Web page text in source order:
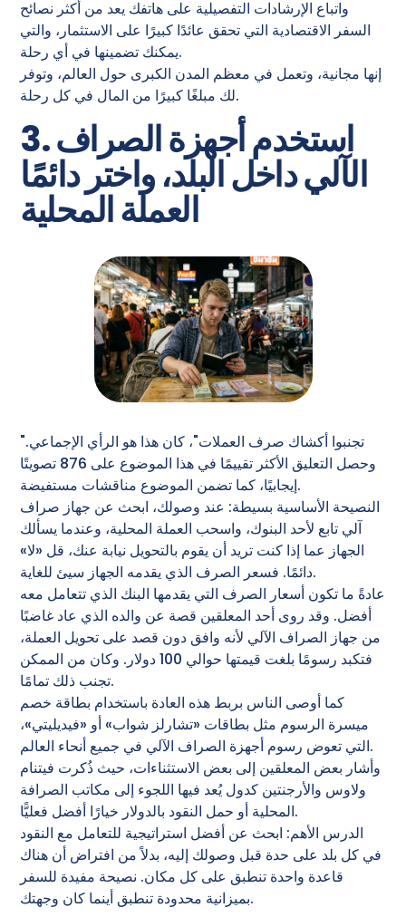
واتباع الإرشادات التفصيلية على هاتفك يعد من أكثر نصائح
السفر الاقتصادية التي تحقق عائدًا كبيرًا على الاستثمار، والتي
يمكنك تضمينها في أي رحلة.
إنها مجانية، وتعمل في معظم المدن الكبرى حول العالم، وتوفر
لك مبلغًا كبيرًا من المال في كل رحلة.
3. استخدم أجهزة الصراف
الآلي داخل البلد، واختر دائمًا
العملة المحلية
"تجنبوا أكشاك صرف العملات"، كان هذا هو الرأي الإجماعي.
وحصل التعليق الأكثر تقييمًا في هذا الموضوع على 876 تصويتًا
إيجابيًا، كما تضمن الموضوع مناقشات مستفيضة.
النصيحة الأساسية بسيطة: عند وصولك، ابحث عن جهاز صراف
آلي تابع لأحد البنوك، واسحب العملة المحلية، وعندما يسألك
الجهاز عما إذا كنت تريد أن يقوم بالتحويل نيابة عنك، قل «لا»
دائمًا. فسعر الصرف الذي يقدمه الجهاز سيئ للغاية.
عادةً ما تكون أسعار الصرف التي يقدمها البنك الذي تتعامل معه
أفضل. وقد روى أحد المعلقين قصة عن والده الذي عاد غاضبًا
من جهاز الصراف الآلي لأنه وافق دون قصد على تحويل العملة،
فتكبد رسومًا بلغت قيمتها حوالي 100 دولار. وكان من الممكن
تجنب ذلك تمامًا.
كما أوصى الناس بربط هذه العادة باستخدام بطاقة خصم
ميسرة الرسوم مثل بطاقات «تشارلز شواب» أو «فيديليتي»،
التي تعوض رسوم أجهزة الصراف الآلي في جميع أنحاء العالم.
وأشار بعض المعلقين إلى بعض الاستثناءات، حيث ذُكرت فيتنام
ولاوس والأرجنتين كدول يُعد فيها اللجوء إلى مكاتب الصرافة
المحلية أو حمل النقود بالدولار خيارًا أفضل فعليًّا.
الدرس الأهم: ابحث عن أفضل استراتيجية للتعامل مع النقود
في كل بلد على حدة قبل وصولك إليه، بدلاً من افتراض أن هناك
قاعدة واحدة تنطبق على كل مكان. نصيحة مفيدة للسفر
بميزانية محدودة تنطبق أينما كان وجهتك.